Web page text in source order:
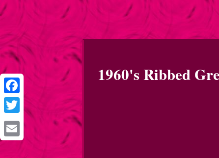
Facebook
Twitter
Email
1960's Ribbed